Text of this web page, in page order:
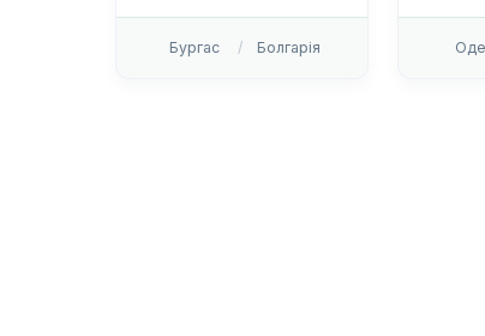
Бургас Болгарія